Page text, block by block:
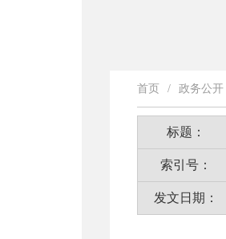
首页 / 政务公开
标题：
索引号：
发文日期：